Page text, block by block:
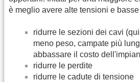
è meglio avere alte tensioni e
ridurre le sezioni dei cavi
meno peso, campate più
abbassare il costo
ridurre le perdite
ridurre le cadute di tensione